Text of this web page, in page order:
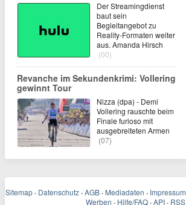
Der Streamingdienst
baut sein
Begleitangebot zu
Reality-Formaten weiter
aus. Amanda Hirsch
(00)
Revanche im Sekundenkrimi: Vollering
gewinnt Tour
Nizza (dpa) - Demi
Vollering rauschte beim
Finale furioso mit
ausgebreiteten Armen
(07)
Sitemap · Datenschutz · AGB · Mediadaten · Impressum
Werben · Hilfe/FAQ · API · RSS